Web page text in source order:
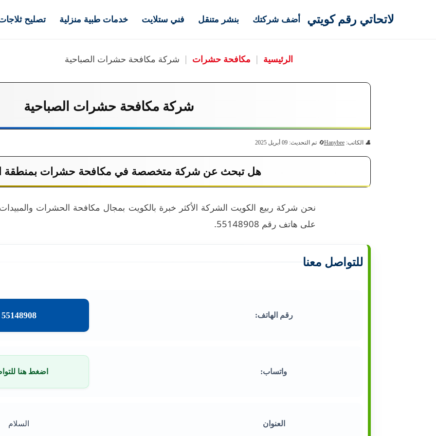
لاتحاتي رقم كويتي أضف شركتك بنشر متنقل فني ستلايت خدمات طبية منزلية تصليح
الرئيسية | مكافحة حشرات | شركة مكافحة حشرات الصباحية
شركة مكافحة حشرات الصباحية
الكاتب:Hanybee تم التحديث: 09 أبريل 2025
هل تبحث عن شركة متخصصة في مكافحة حشرات بمنطقة
نحن شركة ربيع الكويت الشركة الأكثر خبرة بالكويت بمجال مكافحة الحشرات
على هاتف رقم 55148908.
للتواصل معنا
رقم الهاتف: 55148908
واتساب: اضغط هنا
العنوان السلام